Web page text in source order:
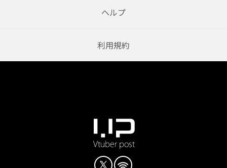
ヘルプ
利用規約